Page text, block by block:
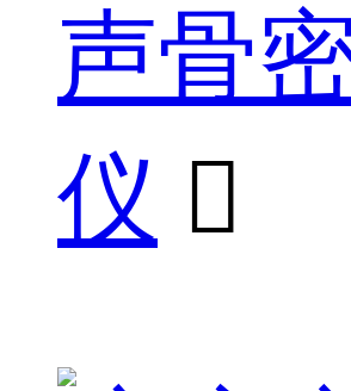
声骨
仪 